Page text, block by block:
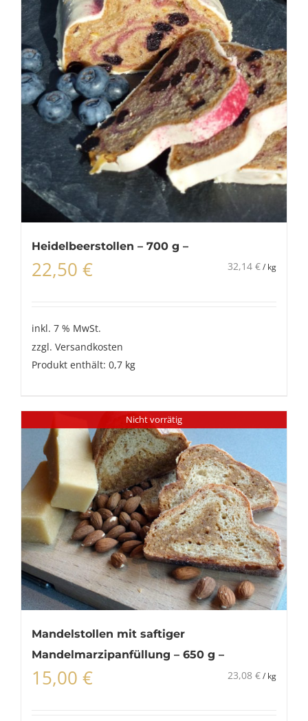
Heidelbeerstollen – 700 g –
22,50 € 32,14 €/ kg
inkl. 7 % MwSt.
zzgl. Versandkosten
Produkt enthält: 0,7 kg
Nicht vorrätig
Mandelstollen mit saftiger
Mandelmarzipanfüllung – 650 g –
15,00 € 23,08 €/ kg